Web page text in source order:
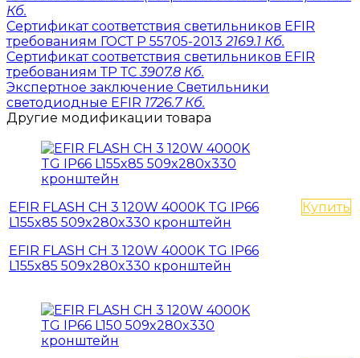
Кб.
Сертификат соответствия светильников EFIR
требованиям ГОСТ Р 55705-2013 2169.1 Кб.
Сертификат соответствия светильников EFIR
требованиям ТР ТС 3907.8 Кб.
Экспертное заключение Светильники
светодиодные EFIR 1726.7 Кб.
Другие модификации товара
EFIR FLASH СН 3 120W 4000K TG IР66
L155x85 509x280x330 кронштейн
EFIR FLASH СН 3 120W 4000K TG IР66
L155x85 509x280x330 кронштейн
Купить